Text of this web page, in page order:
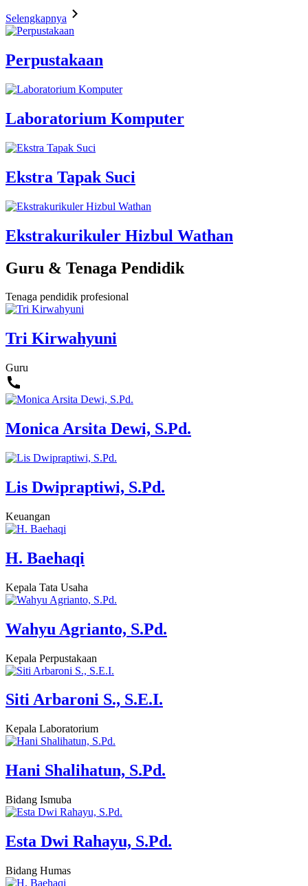
Selengkapnya
Perpustakaan
Laboratorium Komputer
Ekstra Tapak Suci
Ekstrakurikuler Hizbul Wathan
Guru & Tenaga Pendidik
Tenaga pendidik profesional
Tri Kirwahyuni
Guru
Monica Arsita Dewi, S.Pd.
Lis Dwipraptiwi, S.Pd.
Keuangan
H. Baehaqi
Kepala Tata Usaha
Wahyu Agrianto, S.Pd.
Kepala Perpustakaan
Siti Arbaroni S., S.E.I.
Kepala Laboratorium
Hani Shalihatun, S.Pd.
Bidang Ismuba
Esta Dwi Rahayu, S.Pd.
Bidang Humas